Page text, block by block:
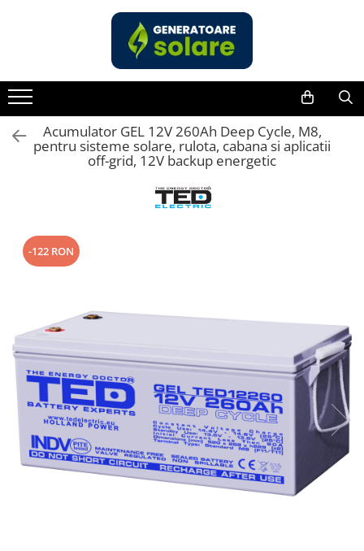
Acasa
Statii de Alimentare Portabile
Cauta dupa capacitate
Pana in 1000W
Cauta dupa marca
Bluetti
Pecron
Oscal
Vezi toate statiile
Accesorii Statii de Alimentare
Kituri Generatoare Solare
Cauta dupa capacitate
Pana in 1000W
Acumulator GEL 12V 260Ah Deep Cycle, M8,
pentru sisteme solare, rulota, cabana si aplicatii
off-grid, 12V backup energetic
-122 RON